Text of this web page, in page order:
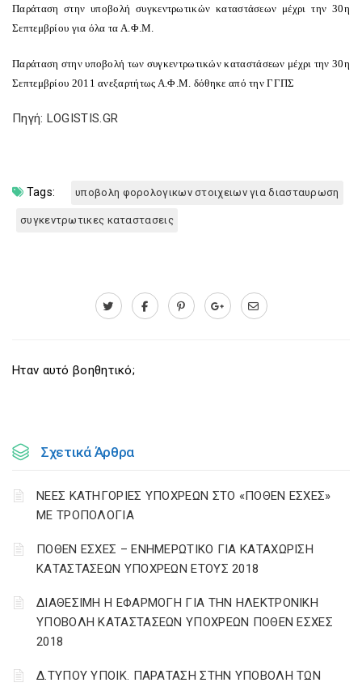
Παράταση στην υποβολή συγκεντρωτικών καταστάσεων μέχρι την 30η
Σεπτεμβρίου για όλα τα Α.Φ.Μ.
Παράταση στην υποβολή των συγκεντρωτικών καταστάσεων μέχρι την 30η
Σεπτεμβρίου 2011 ανεξαρτήτως Α.Φ.Μ. δόθηκε από την ΓΓΠΣ
Πηγή: LOGISTIS.GR
Tags: υποβολη φορολογικων στοιχειων για διασταυρωση
συγκεντρωτικες καταστασεις
Ηταν αυτό βοηθητικό;
Σχετικά Άρθρα
ΝΕΕΣ ΚΑΤΗΓΟΡΙΕΣ ΥΠΟΧΡΕΩΝ ΣΤΟ «ΠΟΘΕΝ ΕΣΧΕΣ»
ΜΕ ΤΡΟΠΟΛΟΓΙΑ
ΠΟΘΕΝ ΕΣΧΕΣ – ΕΝΗΜΕΡΩΤΙΚΟ ΓΙΑ ΚΑΤΑΧΩΡΙΣΗ
ΚΑΤΑΣΤΑΣΕΩΝ ΥΠΟΧΡΕΩΝ ΕΤΟΥΣ 2018
ΔΙΑΘΕΣΙΜΗ Η ΕΦΑΡΜΟΓΗ ΓΙΑ ΤΗΝ ΗΛΕΚΤΡΟΝΙΚΗ
ΥΠΟΒΟΛΗ ΚΑΤΑΣΤΑΣΕΩΝ ΥΠΟΧΡΕΩΝ ΠΟΘΕΝ ΕΣΧΕΣ
2018
Δ.ΤΥΠΟΥ ΥΠΟΙΚ. ΠΑΡΑΤΑΣΗ ΣΤΗΝ ΥΠΟΒΟΛΗ ΤΩΝ